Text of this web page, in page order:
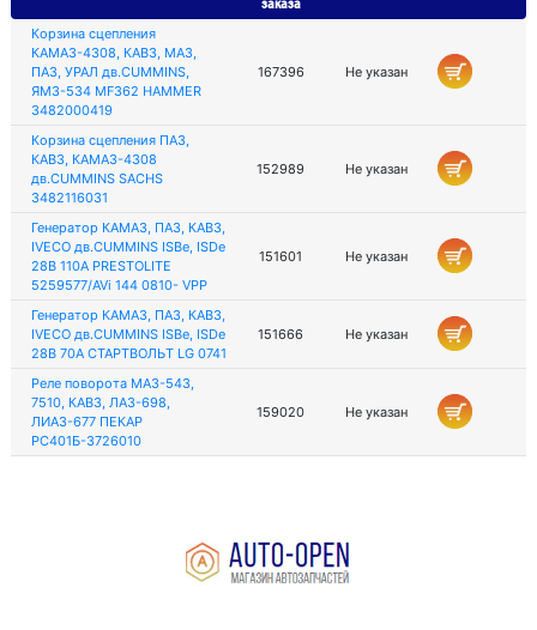
Корзина сцепления
КАМАЗ-4308, КАВЗ, МАЗ,
ПАЗ, УРАЛ дв.CUMMINS,
ЯМЗ-534 MF362 HAMMER
3482000419
167396 Не указан
Корзина сцепления ПАЗ,
КАВЗ, КАМАЗ-4308
дв.CUMMINS SACHS
3482116031
152989 Не указан
Генератор КАМАЗ, ПАЗ, КАВЗ,
IVECO дв.CUMMINS ISBe, ISDe
28В 110А PRESTOLITE
5259577/AVi 144 0810- VPP
151601 Не указан
Генератор КАМАЗ, ПАЗ, КАВЗ,
IVECO дв.CUMMINS ISBe, ISDe
28В 70А СТАРТВОЛЬТ LG 0741
151666 Не указан
Реле поворота МАЗ-543,
7510, КАВЗ, ЛАЗ-698,
ЛИАЗ-677 ПЕКАР
РС401Б-3726010
159020 Не указан